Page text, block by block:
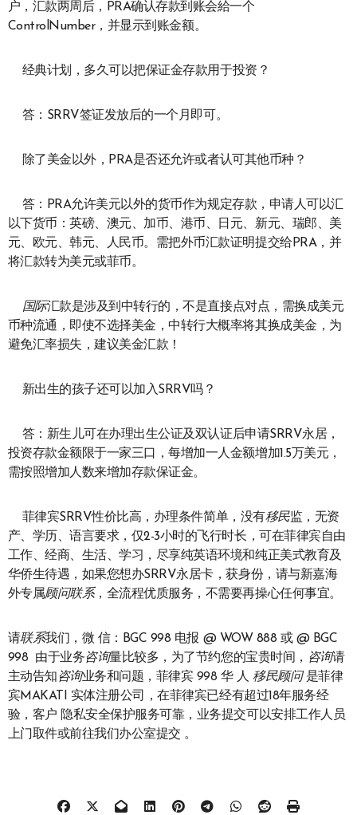
户，汇款两周后，PRA确认存款到账会給一个
ControlNumber，并显示到账金额。
经典计划，多久可以把保证金存款用于投资？
答：SRRV签证发放后的一个月即可。
除了美金以外，PRA是否还允许或者认可其他币种？
答：PRA允许美元以外的货币作为规定存款，申请人可以汇
以下货币：英磅、澳元、加币、港币、日元、新元、瑞郎、美
元、欧元、韩元、人民币。需把外币汇款证明提交给PRA，并
将汇款转为美元或菲币。
国际汇款是涉及到中转行的，不是直接点对点，需换成美元
币种流通，即使不选择美金，中转行大概率将其换成美金，为
避免汇率损失，建议美金汇款！
新出生的孩子还可以加入SRRV吗？
答：新生儿可在办理出生公证及双认证后申请SRRV永居，
投资存款金额限于一家三口，每增加一人金额增加1.5万美元，
需按照增加人数来增加存款保证金。
菲律宾SRRV性价比高，办理条件简单，没有移民监，无资
产、学历、语言要求，仅2-3小时的飞行时长，可在菲律宾自由
工作、经商、生活、学习，尽享纯英语环境和纯正美式教育及
华侨生待遇，如果您想办SRRV永居卡，获身份，请与新嘉海
外专属顾问联系，全流程优质服务，不需要再操心任何事宜。
请联系我们，微 信：BGC 998 电报 @ WOW 888 或 @ BGC
998 由于业务咨询量比较多，为了节约您的宝贵时间， 咨询请
主动告知 咨询业务和问题，菲律宾 998 华 人移民顾问是菲律
宾MAKATI 实体注册公司，在菲律宾已经有超过18年服务经
验，客户 隐私安全保护服务可靠，业务提交可以安排工作人员
上门取件或前往我们办公室提交 。